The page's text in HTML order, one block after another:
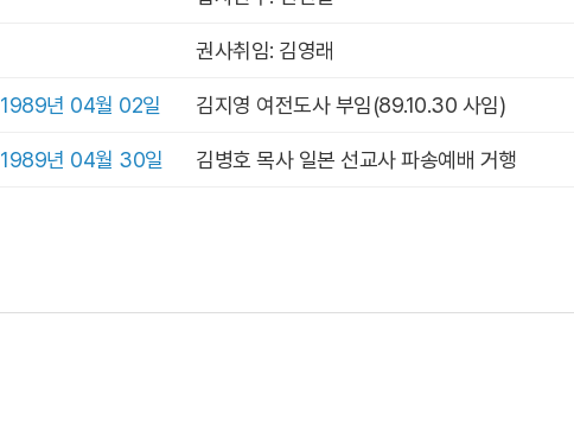
권사취임: 김영래
1989년 04월 02일 김지영 여전도사 부임(89.10.30 사임)
1989년 04월 30일 김병호 목사 일본 선교사 파송예배 거행